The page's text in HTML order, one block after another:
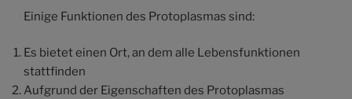
Einige Funktionen des Protoplasmas sind:
Es bietet einen Ort, an dem alle Lebensfunktionen
stattfinden
Aufgrund der Eigenschaften des Protoplasmas